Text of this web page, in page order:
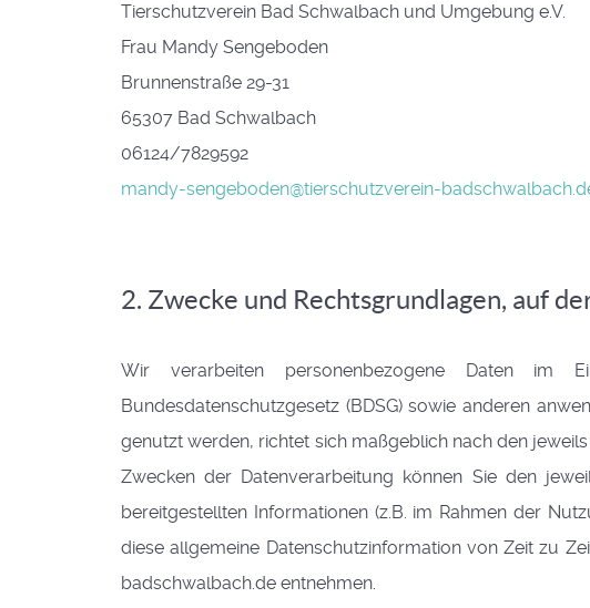
Tierschutzverein Bad Schwalbach und Umgebung e.V.
Frau Mandy Sengeboden
Brunnenstraße 29-31
65307 Bad Schwalbach
06124/7829592
mandy-sengeboden@tierschutzverein-
2. Zwecke und Rechtsgrundlagen, auf
Wir verarbeiten personenbezogene Daten im
Bundesdatenschutzgesetz (BDSG) sowie anderen
genutzt werden, richtet sich maßgeblich nach den
Zwecken der Datenverarbeitung können Sie den
bereitgestellten Informationen (z.B. im Rahmen der
diese allgemeine Datenschutzinformation von Zeit zu
badschwalbach.de entnehmen.